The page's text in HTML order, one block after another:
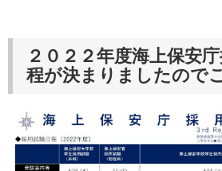
２０２２年度海上保安
程が決まりましたので